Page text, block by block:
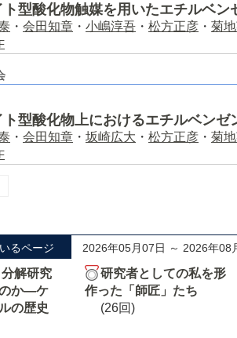
型酸化物触媒を用いたエチルベン
・ 会田知章 ・ 小嶋淳吾 ・ 松方正彦 ・ 菊
型酸化物上におけるエチルベンゼ
・ 会田知章 ・ 坂崎広大 ・ 松方正彦 ・ 菊
るページ 2026年05月07日 ～ 2026年08
解研究
か―ケ
の歴史
研究者としての私を形
作った「師匠」たち
(26回)